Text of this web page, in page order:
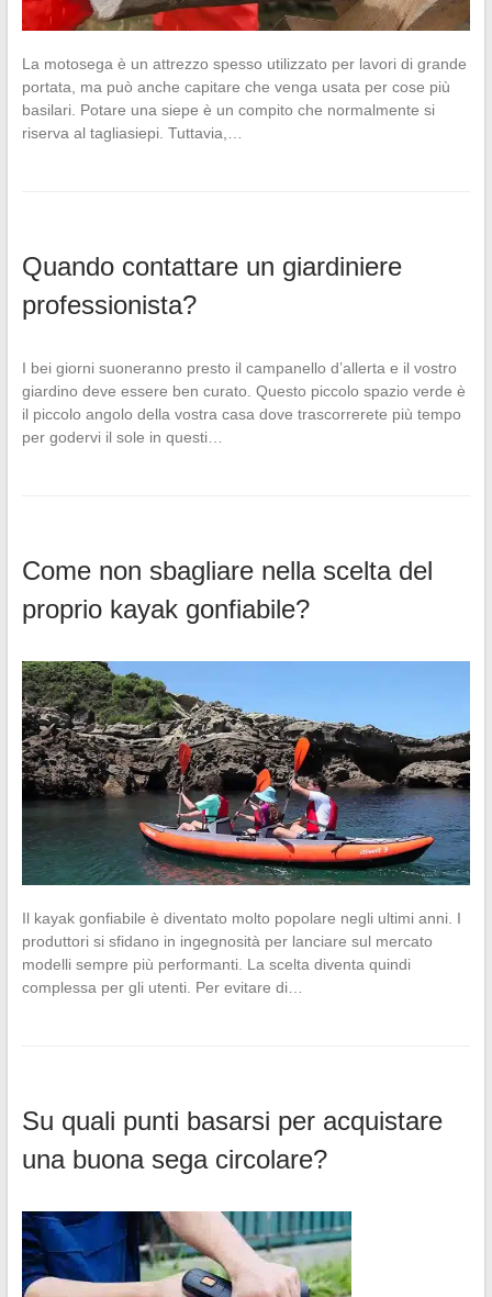
La motosega è un attrezzo spesso utilizzato per lavori di grande
portata, ma può anche capitare che venga usata per cose più
basilari. Potare una siepe è un compito che normalmente si
riserva al tagliasiepi. Tuttavia,…
Quando contattare un giardiniere
professionista?
I bei giorni suoneranno presto il campanello d’allerta e il vostro
giardino deve essere ben curato. Questo piccolo spazio verde è
il piccolo angolo della vostra casa dove trascorrerete più tempo
per godervi il sole in questi…
Come non sbagliare nella scelta del
proprio kayak gonfiabile?
Il kayak gonfiabile è diventato molto popolare negli ultimi anni. I
produttori si sfidano in ingegnosità per lanciare sul mercato
modelli sempre più performanti. La scelta diventa quindi
complessa per gli utenti. Per evitare di…
Su quali punti basarsi per acquistare
una buona sega circolare?